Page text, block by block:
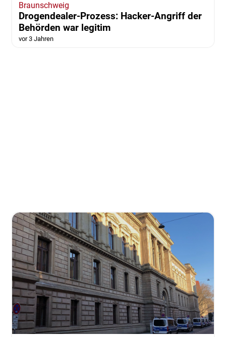
Braunschweig
Drogendealer-Prozess: Hacker-Angriff der
Behörden war legitim
vor 3 Jahren